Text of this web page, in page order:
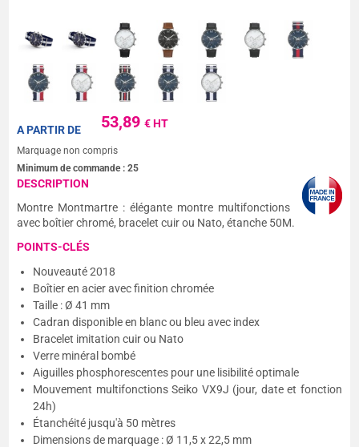
53,89€ HT
A PARTIR DE
Marquage non compris
Minimum de commande :25
DESCRIPTION
Montre Montmartre : élégante montre multifonctions
avec boîtier chromé, bracelet cuir ou Nato, étanche 50M.
POINTS-CLÉS
Nouveauté 2018
Boîtier en acier avec finition chromée
Taille : Ø 41 mm
Cadran disponible en blanc ou bleu avec index
Bracelet imitation cuir ou Nato
Verre minéral bombé
Aiguilles phosphorescentes pour une lisibilité optimale
Mouvement multifonctions Seiko VX9J (jour, date et fonction
24h)
Étanchéité jusqu'à 50 mètres
Dimensions de marquage : Ø 11,5 x 22,5 mm